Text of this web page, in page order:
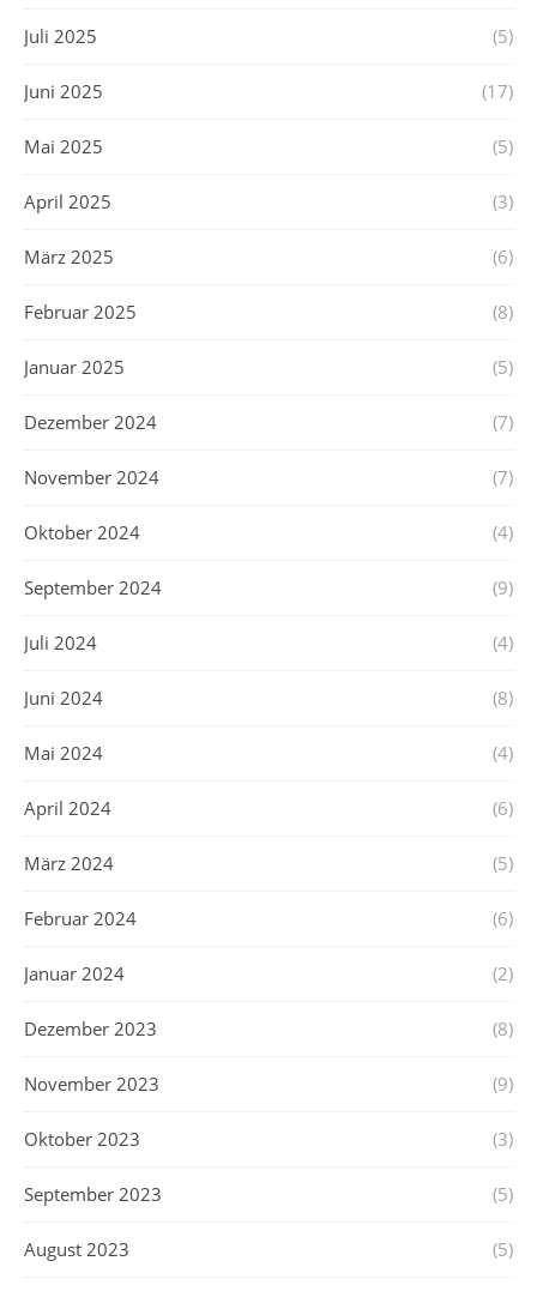
Juli 2025 (5)
Juni 2025 (17)
Mai 2025 (5)
April 2025 (3)
März 2025 (6)
Februar 2025 (8)
Januar 2025 (5)
Dezember 2024 (7)
November 2024 (7)
Oktober 2024 (4)
September 2024 (9)
Juli 2024 (4)
Juni 2024 (8)
Mai 2024 (4)
April 2024 (6)
März 2024 (5)
Februar 2024 (6)
Januar 2024 (2)
Dezember 2023 (8)
November 2023 (9)
Oktober 2023 (3)
September 2023 (5)
August 2023 (5)